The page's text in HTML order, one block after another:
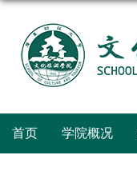
首页 学院概况